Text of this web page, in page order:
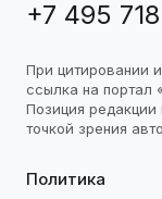
+7 495
При цитировании
ссылка на портал
Позиция редакции
точкой зрения
Политика